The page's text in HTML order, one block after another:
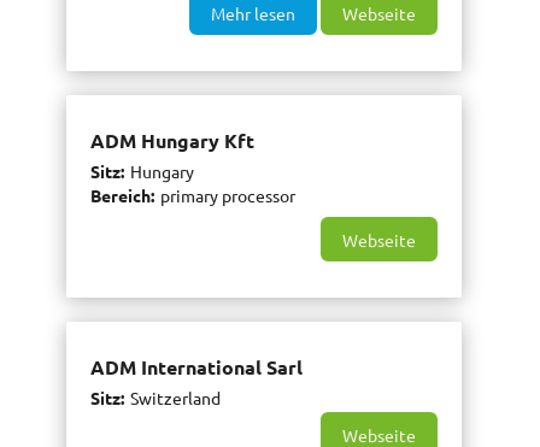
Mehr lesen Webseite
ADM Hungary Kft
Sitz Hungary
Bereich primary processor
Webseite
ADM International Sarl
Sitz Switzerland
Webseite